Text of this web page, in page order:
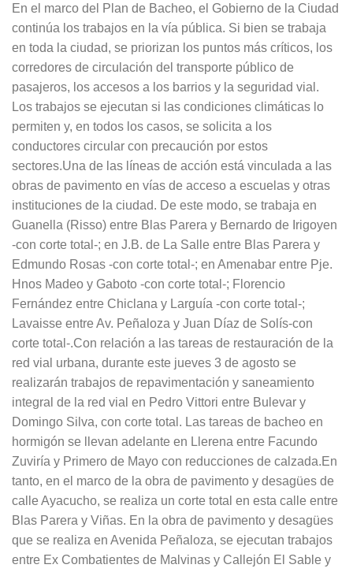
En el marco del Plan de Bacheo, el Gobierno de la Ciudad
continúa los trabajos en la vía pública. Si bien se trabaja
en toda la ciudad, se priorizan los puntos más críticos, los
corredores de circulación del transporte público de
pasajeros, los accesos a los barrios y la seguridad vial.
Los trabajos se ejecutan si las condiciones climáticas lo
permiten y, en todos los casos, se solicita a los
conductores circular con precaución por estos
sectores.Una de las líneas de acción está vinculada a las
obras de pavimento en vías de acceso a escuelas y otras
instituciones de la ciudad. De este modo, se trabaja en
Guanella (Risso) entre Blas Parera y Bernardo de Irigoyen
-con corte total-; en J.B. de La Salle entre Blas Parera y
Edmundo Rosas -con corte total-; en Amenabar entre Pje.
Hnos Madeo y Gaboto -con corte total-; Florencio
Fernández entre Chiclana y Larguía -con corte total-;
Lavaisse entre Av. Peñaloza y Juan Díaz de Solís-con
corte total-.Con relación a las tareas de restauración de la
red vial urbana, durante este jueves 3 de agosto se
realizarán trabajos de repavimentación y saneamiento
integral de la red vial en Pedro Vittori entre Bulevar y
Domingo Silva, con corte total. Las tareas de bacheo en
hormigón se llevan adelante en Llerena entre Facundo
Zuviría y Primero de Mayo con reducciones de calzada.En
tanto, en el marco de la obra de pavimento y desagües de
calle Ayacucho, se realiza un corte total en esta calle entre
Blas Parera y Viñas. En la obra de pavimento y desagües
que se realiza en Avenida Peñaloza, se ejecutan trabajos
entre Ex Combatientes de Malvinas y Callejón El Sable y